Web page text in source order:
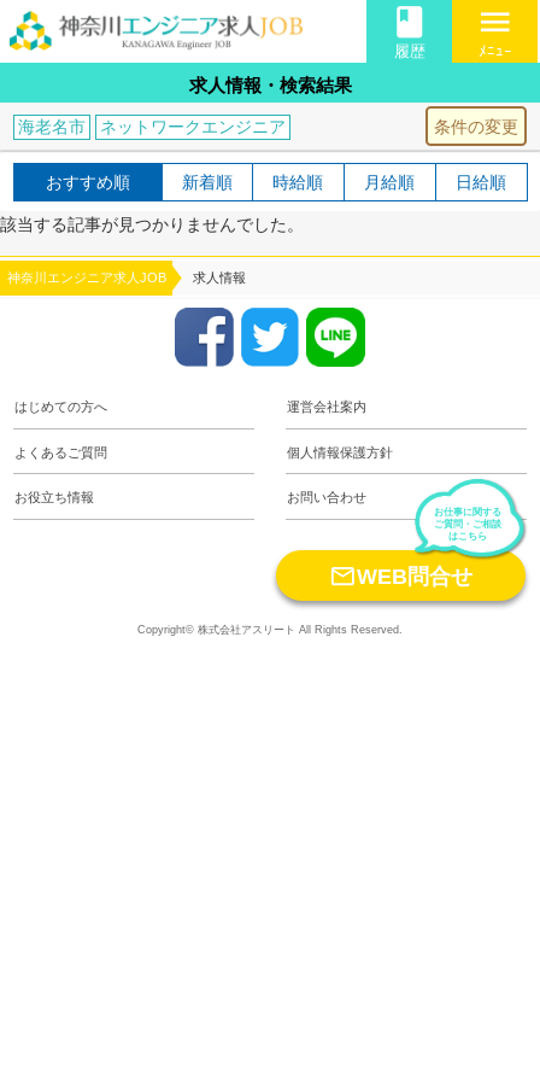
book
履歴
menu
ﾒﾆｭｰ
求人情報・検索結果
条件の変更
海老名市 ネットワークエンジニア
おすすめ順 新着順 時給順 月給順 日給順
該当する記事が見つかりませんでした。
神奈川エンジニア求人JOB 求人情報
はじめての方へ 運営会社案内
よくあるご質問 個人情報保護方針
お役立ち情報 お問い合わせ
お仕事に関する
ご質問・ご相談
はこちら
WEB問合せ
Copyright© 株式会社アスリート All Rights Reserved.